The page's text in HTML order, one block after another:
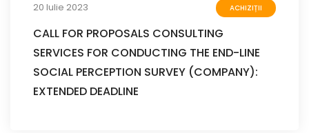
20 Iulie 2023 ACHIZIȚII
CALL FOR PROPOSALS CONSULTING
SERVICES FOR CONDUCTING THE END-LINE
SOCIAL PERCEPTION SURVEY (COMPANY):
EXTENDED DEADLINE